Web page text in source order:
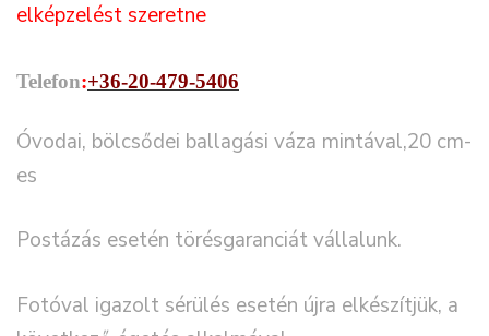
elképzelést szeretne
Telefon:+36-20-479-5406
Óvodai, bölcsődei ballagási váza mintával,20 cm-
es
Postázás esetén törésgaranciát vállalunk.
Fotóval igazolt sérülés esetén újra elkészítjük, a